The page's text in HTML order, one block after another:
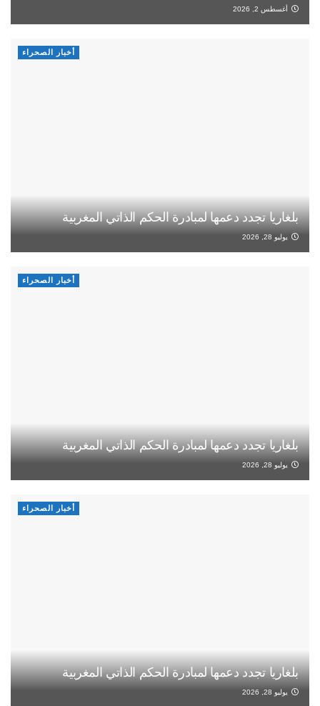
أغسطس 2, 2026
أخبار الصحراء
بلغاريا تجدد دعمها لمبادرة الحكم الذاتي المغربية
يوليو 28, 2026
أخبار الصحراء
بلغاريا تجدد دعمها لمبادرة الحكم الذاتي المغربية
يوليو 28, 2026
أخبار الصحراء
بلغاريا تجدد دعمها لمبادرة الحكم الذاتي المغربية
يوليو 28, 2026